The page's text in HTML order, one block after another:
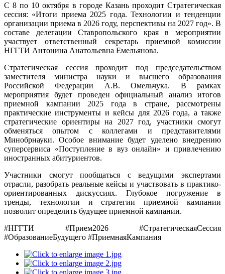
С 8 по 10 октября в городе Казань проходит Стратегическая
сессия: «Итоги приема 2025 года. Технологии и тенденции
организации приема в 2026 году, перспективы на 2027 год». В
составе делегации Ставропольского края в мероприятии
участвует ответственный секретарь приемной комиссии
НГГТИ Антонина Анатольевна Емельянова.
Стратегическая сессия проходит под председательством
заместителя министра науки и высшего образования
Российской Федерации А.В. Омельчука. В рамках
мероприятия будет проведен официальный анализ итогов
приемной кампании 2025 года в стране, рассмотрены
практические инструменты и кейсы для 2026 года, а также
стратегические ориентиры на 2027 год, участники смогут
обменяться опытом с коллегами и представителями
Минобрнауки. Особое внимание будет уделено внедрению
суперсервиса «Поступление в вуз онлайн» и привлечению
иностранных абитуриентов.
Участники смогут пообщаться с ведущими экспертами
отрасли, разобрать реальные кейсы и участвовать в практико-
ориентированных дискуссиях. Глубокое погружение в
тренды, технологии и стратегии приемной кампании
позволит определить будущее приемной кампании.
#НГГТИ #Прием2026 #СтратегическаяСессия
#ОбразованиеБудущего #ПриемнаяКампания